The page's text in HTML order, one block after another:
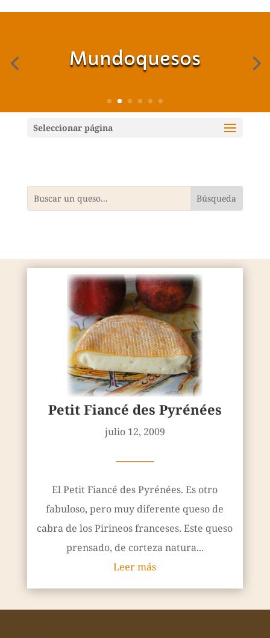
Mundoquesos
Seleccionar página
Petit Fiancé des Pyrénées
julio 12, 2009
————
El Petit Fiancé des Pyrénées. Es otro
fabuloso, pero muy diferente queso de
cabra de los Pirineos franceses. Este queso
prensado, de corteza natura...
Leer más